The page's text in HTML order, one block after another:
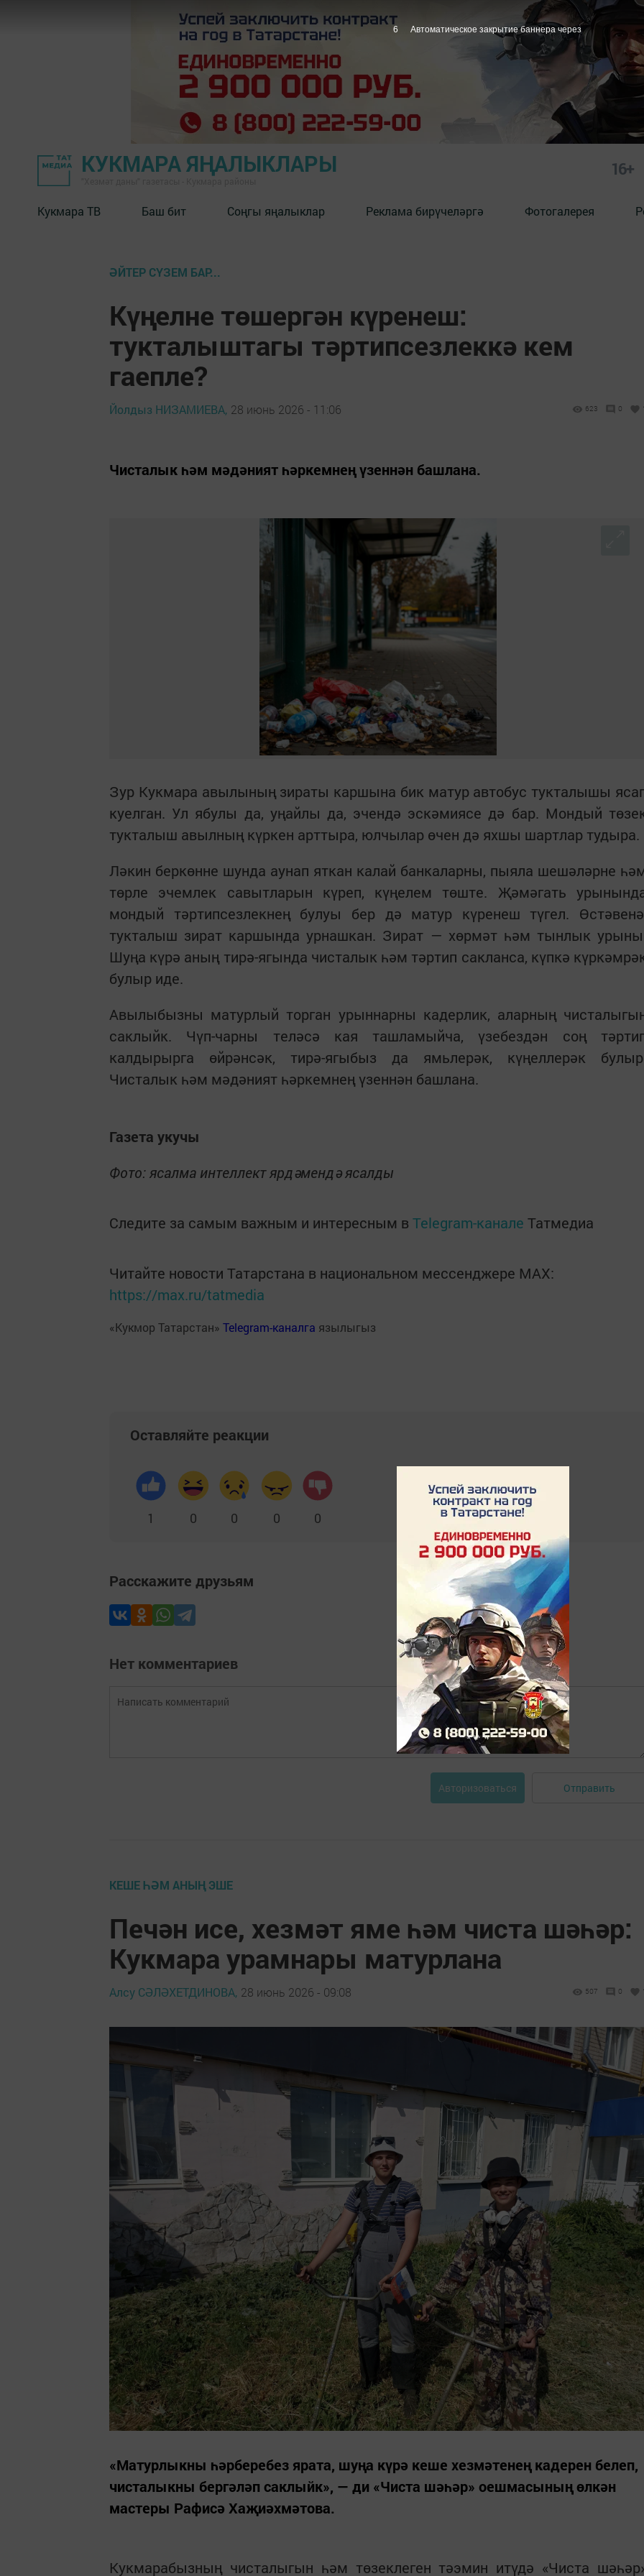
КУКМАРА ЯҢАЛЫКЛАРЫ 16+
Кукмара ТВ Баш бит Соңгы яңалыклар Реклама бирүчеләргә Фотогалерея
ӘЙТЕР СҮЗЕМ БАР...
Күңелне төшергән күренеш:
тукталыштагы тәртипсезлеккә кем
гаепле?
Йолдыз НИЗАМИЕВА, 28 июнь 2026 - 11:06 623 0
Чисталык һәм мәдәният һәркемнең үзеннән башлана.
Зур Кукмара авылының зираты каршына бик матур автобус тукталышы
куелган. Ул ябулы да, уңайлы да, эчендә эскәмиясе дә бар. Мондый
тукталыш авылның күркен арттыра, юлчылар өчен дә яхшы шартлар тудыра.
Ләкин беркөнне шунда аунап яткан калай банкаларны, пыяла шешәләрне
төрле эчемлек савытларын күреп, күңелем төште. Җәмәгать
мондый тәртипсезлекнең булуы бер дә матур күренеш түгел.
тукталыш зират каршында урнашкан. Зират — хөрмәт һәм тынлык
Шуңа күрә аның тирә-ягында чисталык һәм тәртип сакланса, күпкә
булыр иде.
Авылыбызны матурлый торган урыннарны кадерлик, аларның
саклыйк. Чүп-чарны теләсә кая ташламыйча, үзебездән соң
калдырырга өйрәнсәк, тирә-ягыбыз да ямьлерәк, күңеллерәк
Чисталык һәм мәдәният һәркемнең үзеннән башлана.
Газета укучы
Фото: ясалма интеллект ярдәмендә ясалды
Следите за самым важным и интересным в Telegram-канале Татмедиа
Читайте новости Татарстана в национальном мессенджере MАХ:
https://max.ru/tatmedia
«Кукмор Татарстан» Telegram-каналга язылыгыз
Оставляйте реакции
1 0 0 0 0
Расскажите друзьям
Нет комментариев
Авторизоваться Отправить
КЕШЕ ҺӘМ АНЫҢ ЭШЕ
Печән исе, хезмәт яме һәм чиста шәһәр:
Кукмара урамнары матурлана
Алсу СӘЛӘХЕТДИНОВА, 28 июнь 2026 - 09:08 507 0
«Матурлыкны һәрберебез ярата, шуңа күрә кеше хезмәтенең кадерен белеп,
чисталыкны бергәләп саклыйк», — ди «Чиста шәһәр» оешмасының өлкән
мастеры Рафисә Хаҗиәхмәтова.
Кукмарабызның чисталыгын һәм төзеклеген тәэмин итүдә «Чиста
5 Автоматическое закрытие баннера через